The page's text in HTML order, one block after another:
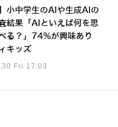
】小中学生のAIや生成AIの
結果「AIといえば何を思
る？」74%が興味あり
キッズ
Fri 17:03